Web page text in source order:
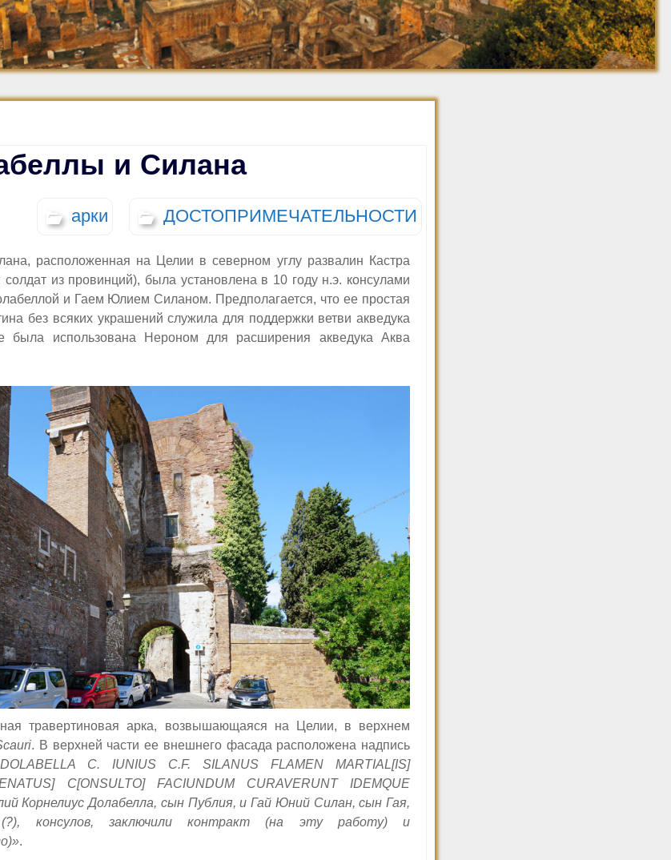
Средневековье
Возрождение и
Барокко
Джованни Баттиста
Пиранези
Ретро фото. 1910-
1920
Ретро фото. 1921-
1930
и Силана
арки ДОСТОПРИМЕЧАТЕЛЬНОСТИ
расположенная на Целии в северном углу развалин Кастра
из провинций), была установлена в 10 году н.э. консулами
и Гаем Юлием Силаном. Предполагается, что ее простая
без всяких украшений служила для поддержки ветви акведука
была использована Нероном для расширения акведука Аква
травертиновая арка, возвышающаяся на Целии, в верхнем
. В верхней части ее внешнего фасада расположена надпись
C. IUNIUS C.F. SILANUS FLAMEN MARTIAL[IS]
C[ONSULTO] FACIUNDUM CURAVERUNT IDEMQUE
Корнелиус Долабелла, сын Публия, и Гай Юний Силан, сын Гая,
консулов, заключили контракт (на эту работу) и
.